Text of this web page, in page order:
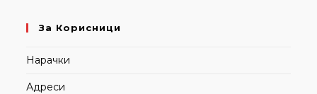
За Корисници
Нарачки
Адреси